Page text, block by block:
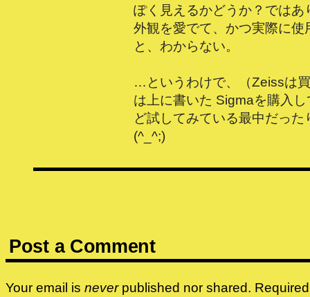
ぽく見えるかどうか？ではあ
外観を愛でて、かつ実際に使
と、わからない。
…というわけで、（Zeissは
は上に書いた Sigmaを購入
ど試してみている最中だった
(^_^;)
Post a Comment
Your email is neverpublished nor shared.